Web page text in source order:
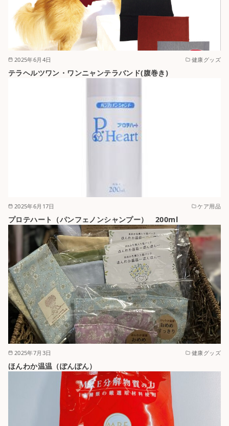
2025年6月4日 健康グッズ
テラヘルツワン・ワンニャンテラバンド(腹巻き)
2025年6月17日 ケア用品
プロテハート（パンフェノンシャンプー） 200ml
2025年7月3日 健康グッズ
ほんわか温温（ぽんぽん）